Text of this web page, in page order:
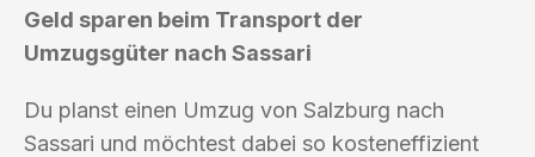
Geld sparen beim Transport der
Umzugsgüter nach Sassari
Du planst einen Umzug von Salzburg nach
Sassari und möchtest dabei so kosteneffizient